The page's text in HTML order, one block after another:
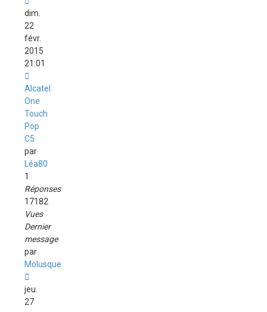
dim.
22
févr.
2015
21:01
Alcatel
One
Touch
Pop
C5
par
Léa80
1
Réponses
17182
Vues
Dernier
message
par
Molusque
jeu.
27